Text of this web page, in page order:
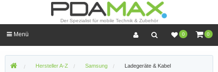
Der Spezialist für mobile Technik & Zubehör
0 0
Menü
Hersteller A-Z Samsung Ladegeräte & Kabel